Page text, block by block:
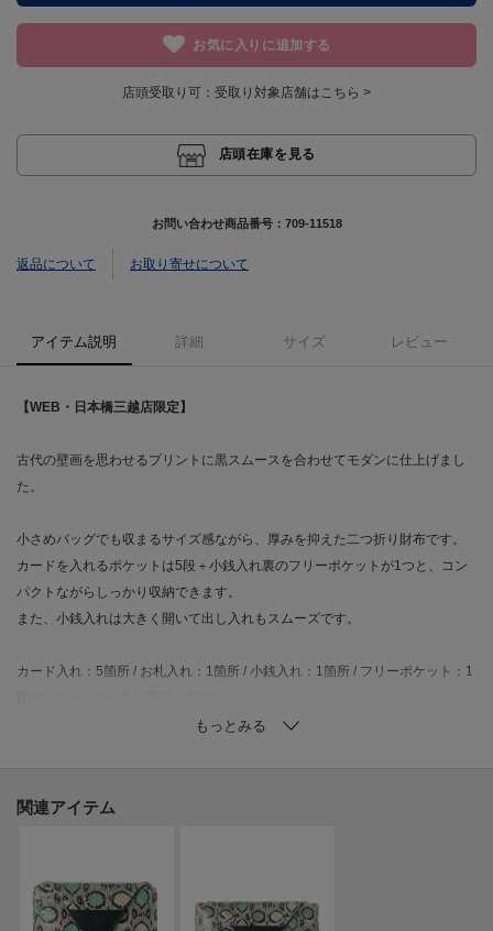
お気に入りに追加する
店頭受取り可： 受取り対象店舗はこちら >
店頭在庫を見る
お問い合わせ商品番号： 709-11518
返品について お取り寄せについて
アイテム説明 詳細 サイズ レビュー
【WEB・日本橋三越店限定】
古代の壁画を思わせるプリントに黒スムースを合わせてモダンに仕上げまし
た。
小さめバッグでも収まるサイズ感ながら、厚みを抑えた二つ折り財布です。
カードを入れるポケットは5段＋小銭入れ裏のフリーポケットが1つと、コン
パクトながらしっかり収納できます。
また、小銭入れは大きく開いて出し入れもスムーズです。
カード入れ：5箇所 / お札入れ：1箇所 / 小銭入れ：1箇所 / フリーポケット：1
黒のスムースレザー(牛革)と組み合わせました。
関連アイテム